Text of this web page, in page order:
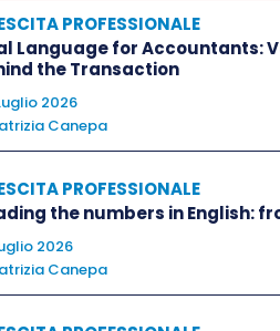
in Italia che non hanno
da fare su LinkedIn per stare a
commercialisti, infatti, usano
poco evoluti non vuol
oltre
invece piùsmart
PROFESSIONALE
Language for Accountants:
the Transaction
2026
Canepa
PROFESSIONALE
the numbers in English:
2026
Canepa